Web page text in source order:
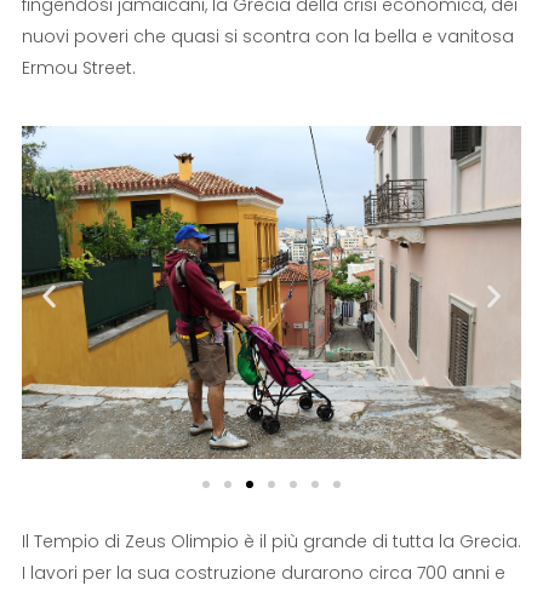
fingendosi jamaicani, la Grecia della crisi economica, dei
nuovi poveri che quasi si scontra con la bella e vanitosa
Ermou Street.
Il Tempio di Zeus Olimpio è il più grande di tutta la Grecia.
I lavori per la sua costruzione durarono circa 700 anni e